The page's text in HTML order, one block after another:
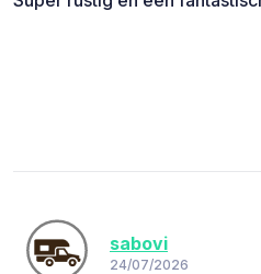
sabovi
24/07/2026